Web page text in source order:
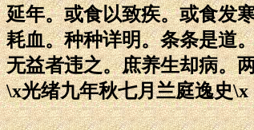
延年。或食以致疾。或食发
耗血。种种详明。条条是道
无益者违之。庶养生却病。
\x光绪九年秋七月兰庭逸史\x